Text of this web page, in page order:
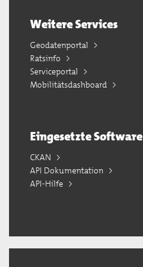
Weitere Services
Geodatenportal
Ratsinfo
Serviceportal
Mobilitätsdashboard
Eingesetzte Software
CKAN
API Dokumentation
API-Hilfe